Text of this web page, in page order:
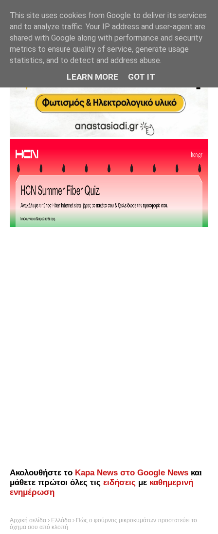
Ακολουθήστε το Kapa News στο Google News και
μάθετε πρώτοι όλες τις ειδήσεις με καθημερινή
ενημέρωση
Αρχική σελίδα Ελλάδα
Πώς ο φούρνος μικροκυμάτων προστατεύει το
όχημα σου από κλοπή
This site uses cookies from Google to deliver its services
and to analyze traffic. Your IP address and user-agent are
shared with Google along with performance and security
metrics to ensure quality of service, generate usage
statistics, and to detect and address abuse.
LEARN MORE GOT IT